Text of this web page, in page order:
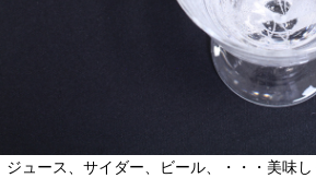
ジュース、サイダー、ビール、・・・美味